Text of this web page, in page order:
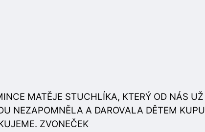
MATĚJE STUCHLÍKA, KTERÝ OD NÁS UŽ
NEZAPOMNĚLA A DAROVALA DĚTEM KUPU
ZVONEČEK